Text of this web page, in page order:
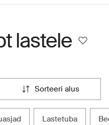
lastele
sorteeri alus
lastetuba